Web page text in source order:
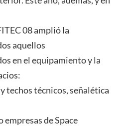
08 amplió la
aquellos
en el equipamiento y la
techos técnicos, señalética
empresas de Space